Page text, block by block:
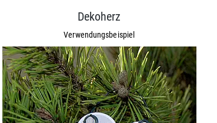
Dekoherz
Verwendungsbeispiel